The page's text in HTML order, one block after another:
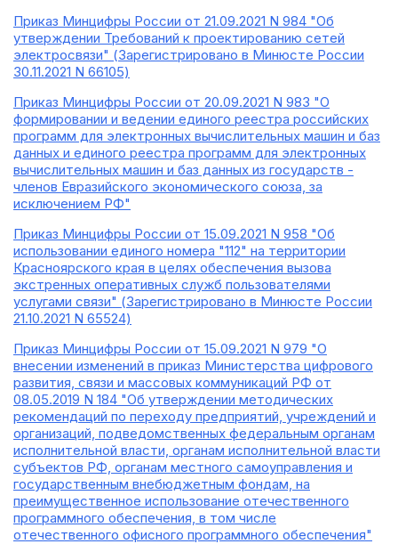
Приказ Минцифры России от 21.09.2021 N 984 "Об
утверждении Требований к проектированию сетей
электросвязи" (Зарегистрировано в Минюсте России
30.11.2021 N 66105)
Приказ Минцифры России от 20.09.2021 N 983 "О
формировании и ведении единого реестра российских
программ для электронных вычислительных машин и баз
данных и единого реестра программ для электронных
вычислительных машин и баз данных из государств -
членов Евразийского экономического союза, за
исключением РФ"
Приказ Минцифры России от 15.09.2021 N 958 "Об
использовании единого номера "112" на территории
Красноярского края в целях обеспечения вызова
экстренных оперативных служб пользователями
услугами связи" (Зарегистрировано в Минюсте России
21.10.2021 N 65524)
Приказ Минцифры России от 15.09.2021 N 979 "О
внесении изменений в приказ Министерства цифрового
развития, связи и массовых коммуникаций РФ от
08.05.2019 N 184 "Об утверждении методических
рекомендаций по переходу предприятий, учреждений и
организаций, подведомственных федеральным органам
исполнительной власти, органам исполнительной власти
субъектов РФ, органам местного самоуправления и
государственным внебюджетным фондам, на
преимущественное использование отечественного
программного обеспечения, в том числе
отечественного офисного программного обеспечения"